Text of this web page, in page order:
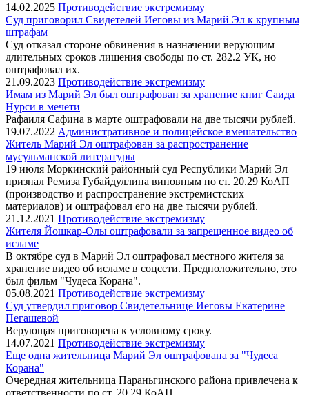
14.02.2025 Противодействие экстремизму
Суд приговорил Свидетелей Иеговы из Марий Эл к крупным
штрафам
Суд отказал стороне обвинения в назначении верующим
длительных сроков лишения свободы по ст. 282.2 УК, но
оштрафовал их.
21.09.2023 Противодействие экстремизму
Имам из Марий Эл был оштрафован за хранение книг Саида
Нурси в мечети
Рафаиля Сафина в марте оштрафовали на две тысячи рублей.
19.07.2022 Административное и полицейское вмешательство
Житель Марий Эл оштрафован за распространение
мусульманской литературы
19 июля Моркинский районный суд Республики Марий Эл
признал Ремиза Губайдуллина виновным по ст. 20.29 КоАП
(производство и распространение экстремистских
материалов) и оштрафовал его на две тысячи рублей.
21.12.2021 Противодействие экстремизму
Жителя Йошкар-Олы оштрафовали за запрещенное видео об
исламе
В октябре суд в Марий Эл оштрафовал местного жителя за
хранение видео об исламе в соцсети. Предположительно, это
был фильм "Чудеса Корана".
05.08.2021 Противодействие экстремизму
Суд утвердил приговор Свидетельнице Иеговы Екатерине
Пегашевой
Верующая приговорена к условному сроку.
14.07.2021 Противодействие экстремизму
Еще одна жительница Марий Эл оштрафована за "Чудеса
Корана"
Очередная жительница Параньгинского района привлечена к
ответственности по ст. 20.29 КоАП.